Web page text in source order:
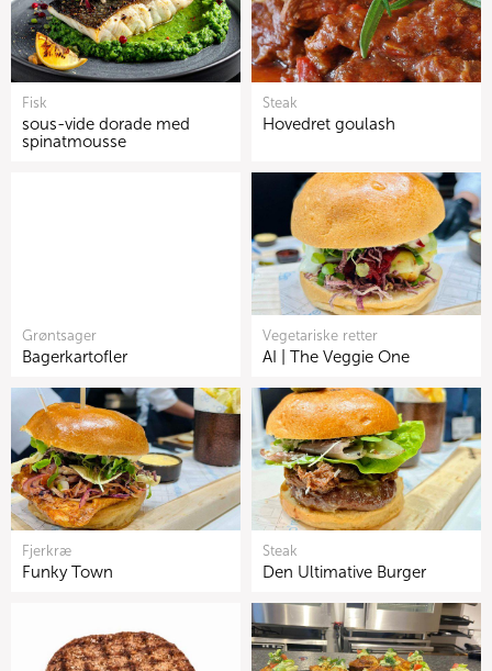
Fisk
sous-vide dorade med
spinatmousse
Steak
Hovedret goulash
Grøntsager
Bagerkartofler
Vegetariske retter
AI | The Veggie One
Fjerkræ
Funky Town
Steak
Den Ultimative Burger